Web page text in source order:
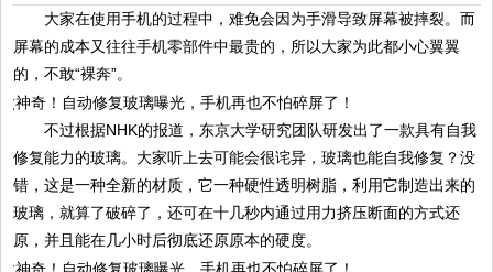
大家在使用手机的过程中，难免会因为手滑导致屏幕被摔裂。而
屏幕的成本又往往手机零部件中最贵的，所以大家为此都小心翼翼
的，不敢“裸奔”。
不过根据NHK的报道，东京大学研究团队研发出了一款具有自我
修复能力的玻璃。大家听上去可能会很诧异，玻璃也能自我修复？没
错，这是一种全新的材质，它一种硬性透明树脂，利用它制造出来的
玻璃，就算了破碎了，还可在十几秒内通过用力挤压断面的方式还
原，并且能在几小时后彻底还原原本的硬度。